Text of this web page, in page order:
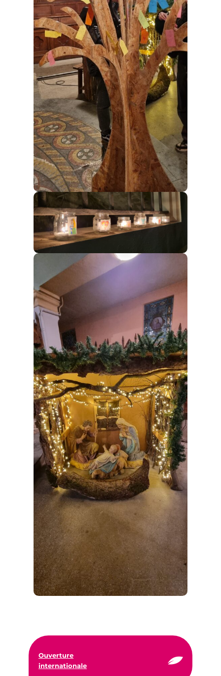
Ouverture
internationale